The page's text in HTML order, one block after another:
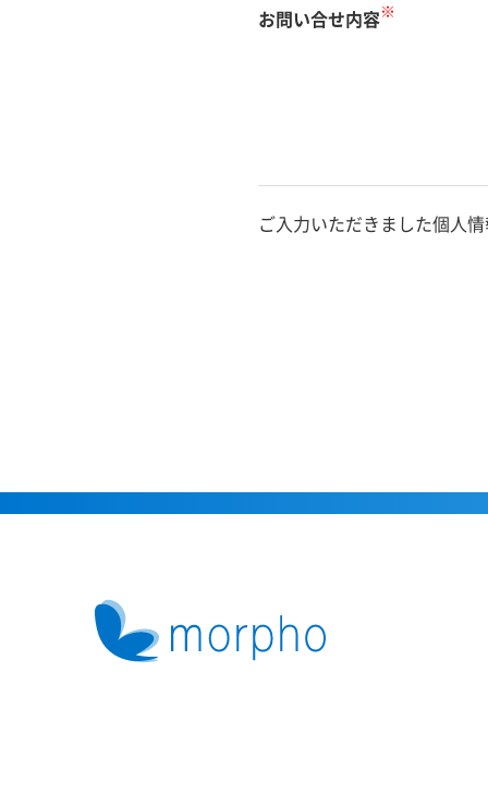
お問い合せ内容※
ご入力いただきました個人